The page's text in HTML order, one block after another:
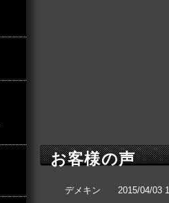
お客様の声
デメキン 2015/04/03